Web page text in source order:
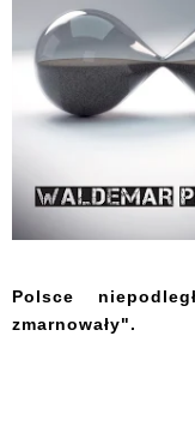
Polsce
zmarnowały".